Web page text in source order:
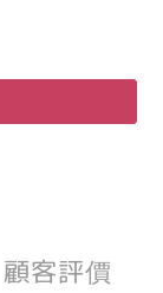
顧客評價